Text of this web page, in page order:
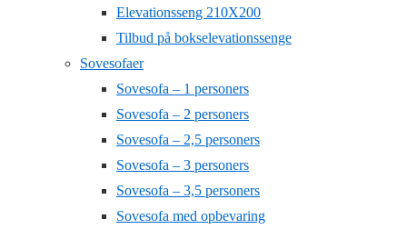
Elevationsseng 210X200
Tilbud på bokselevationssenge
Sovesofaer
Sovesofa – 1 personers
Sovesofa – 2 personers
Sovesofa – 2,5 personers
Sovesofa – 3 personers
Sovesofa – 3,5 personers
Sovesofa med opbevaring